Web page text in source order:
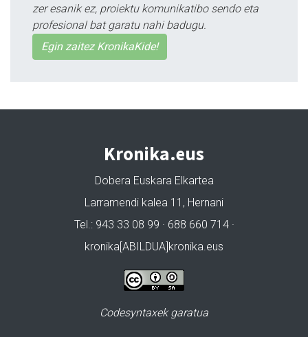
zer esanik ez, proiektu komunikatibo sendo eta
profesional bat garatu nahi badugu.
Egin zaitez KronikaKide!
Kronika.eus
Dobera Euskara Elkartea
Larramendi kalea 11, Hernani
Tel.: 943 33 08 99 · 688 660 714 ·
kronika[ABILDUA]kronika.eus
Codesyntaxek garatua